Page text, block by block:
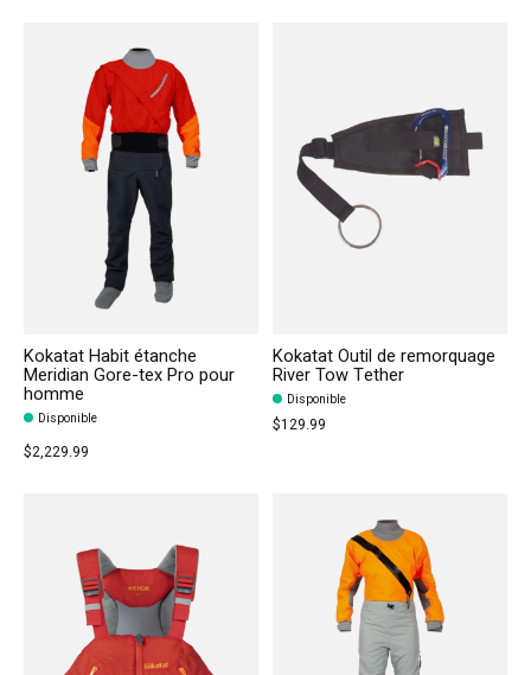
Kokatat Habit étanche
Meridian Gore-tex Pro pour
homme
Disponible
$2,229.99
Kokatat Outil de remorquage
River Tow Tether
Disponible
$129.99